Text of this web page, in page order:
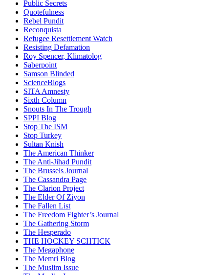
Public Secrets
Quotefulness
Rebel Pundit
Reconquista
Refugee Resettlement Watch
Resisting Defamation
Roy Spencer, Klimatolog
Saberpoint
Samson Blinded
ScienceBlogs
SITA Amnesty
Sixth Column
Snouts In The Trough
SPPI Blog
Stop The ISM
Stop Turkey
Sultan Knish
The American Thinker
The Anti-Jihad Pundit
The Brussels Journal
The Cassandra Page
The Clarion Project
The Elder Of Ziyon
The Fallen List
The Freedom Fighter’s Journal
The Gathering Storm
The Hesperado
THE HOCKEY SCHTICK
The Megaphone
The Memri Blog
The Muslim Issue